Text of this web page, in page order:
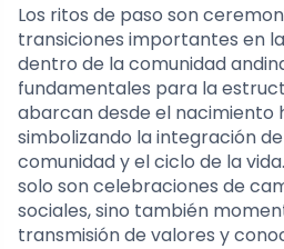
Los ritos de paso son
transiciones importantes en
dentro de la comunidad
fundamentales para la
abarcan desde el nacimiento
simbolizando la integración
comunidad y el ciclo de la
solo son celebraciones de
sociales, sino también
transmisión de valores y